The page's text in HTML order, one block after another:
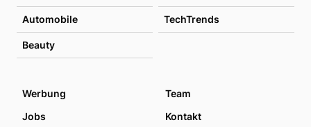
Automobile TechTrends
Beauty
Werbung
Team
Jobs
Kontakt